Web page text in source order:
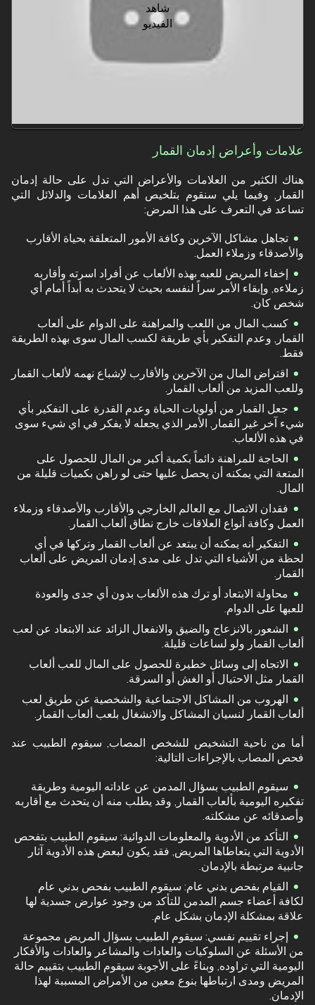
شاهد
الفيديو
علامات وأعراض إدمان القمار
هناك الكثير من العلامات والأعراض التي تدل على حالة إدمان
القمار, وفيما يلي سنقوم بتلخيص أهم العلامات والدلائل التي
تساعد في التعرف على هذا المرض:
تجاهل مشاكل الآخرين وكافة الأمور المتعلقة بحياة الأقارب
والأصدقاء وزملاء العمل.
إخفاء المريض للعبه بهذه الألعاب عن أفراد اسرته وأقاربه
زملاءه, وإبقاء الأمر سراً لنفسه بحيث لا يتحدث به أبداً أمام أي
شخص كان.
كسب المال من اللعب والمراهنة على الدوام على ألعاب
القمار, وعدم التفكير بأي طريقة لكسب المال سوى بهذه الطريقة
فقط.
اقتراض المال من الآخرين والأقارب لإشباع نهمه لألعاب القمار
وللعب المزيد من ألعاب القمار.
جعل القمار من أولويات الحياة وعدم القدرة على التفكير بأي
شيء آخر غير القمار, الأمر الذي يجعله لا يفكر في اي شيء سوى
في هذه الألعاب.
الحاجة للمراهنة دائماً بكمية أكبر من المال للحصول على
المتعة التي يمكنه أن يحصل عليها حتى لو راهن بكميات قليلة من
المال.
فقدان الاتصال مع العالم الخارجي والأقارب والأصدقاء وزملاء
العمل وكافة أنواع العلاقات خارج نطاق ألعاب القمار.
التفكير أنه يمكنه أن يبتعد عن ألعاب القمار وتركها في أي
لحظة من الأشياء التي تدل على مدى إدمان المريض على ألعاب
القمار.
محاولة الابتعاد أو ترك هذه الألعاب بدون أي جدى والعودة
للعبها على الدوام.
الشعور بالانزعاج والضيق والانفعال الزائد عند الابتعاد عن لعب
ألعاب القمار ولو لساعات قليلة.
الاتجاه إلى وسائل خطيرة للحصول على المال للعب ألعاب
القمار مثل الاحتيال أو الغش أو السرقة.
الهروب من المشاكل الاجتماعية والشخصية عن طريق لعب
ألعاب القمار لنسيان المشاكل والانشغال بلعب ألعاب القمار.
أما من ناحية التشخيص للشخص المصاب, سيقوم الطبيب عند
فحص المصاب بالإجراءات التالية:
سيقوم الطبيب بسؤال المدمن عن عاداته اليومية وطريقة
تفكيره اليومية بألعاب القمار, وقد يطلب منه أن يتحدث مع أقاربه
وأصدقائه عن مشكلته.
التأكد من الأدوية والمعلومات الدوائية: سيقوم الطبيب بتفحص
الأدوية التي يتعاطاها المريض, فقد يكون لبعض هذه الأدوية آثار
جانبية مرتبطة بالإدمان.
القيام بفحص بدني عام: سيقوم الطبيب بفحص بدني عام
لكافة أعضاء جسم المدمن للتأكد من وجود عوارض جسدية لها
علاقة بمشكلة الإدمان بشكل عام.
إجراء تقييم نفسي: سيقوم الطبيب بسؤال المريض مجموعة
من الأسئلة عن السلوكيات والعادات والمشاعر والعادات والأفكار
اليومية التي تراوده, وبناءً على الأجوبة سيقوم الطبيب بتقييم حالة
المريض ومدى ارتباطها بنوع معين من الأمراض المسببة لهذا
الإدمان.